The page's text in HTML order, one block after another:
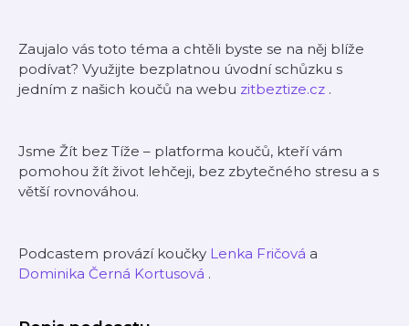
Zaujalo vás toto téma a chtěli byste se na něj blíže
podívat? Využijte bezplatnou úvodní schůzku s
jedním z našich koučů na webu zitbeztize.cz .
Jsme ⁠Žít bez Tíže⁠ – platforma koučů, kteří vám
pomohou žít život lehčeji, bez zbytečného stresu a s
větší rovnováhou.
Podcastem provází koučky Lenka Fričová a
Dominika Černá Kortusová .